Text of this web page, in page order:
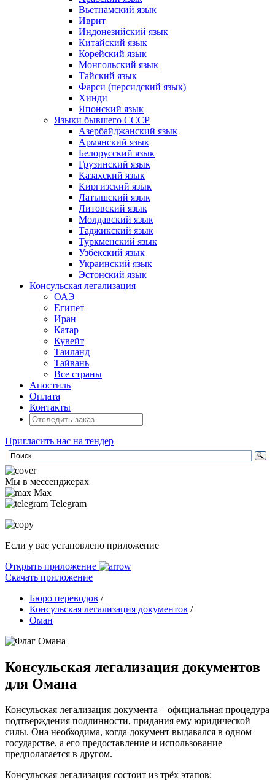
Вьетнамский язык
Иврит
Индонезийский язык
Китайский язык
Корейский язык
Монгольский язык
Тайский язык
Фарси (персидский язык)
Хинди
Японский язык
Языки бывшего СССР
Азербайджанский язык
Армянский язык
Белорусский язык
Грузинский язык
Казахский язык
Киргизский язык
Латышский язык
Литовский язык
Молдавский язык
Таджикский язык
Туркменский язык
Узбекский язык
Украинский язык
Эстонский язык
Консульская легализация
ОАЭ
Египет
Иран
Катар
Кувейт
Таиланд
Тайвань
Все страны
Апостиль
Оплата
Контакты
Пригласить нас на тендер
Мы в мессенджерах
Max
Telegram
Если у вас установлено приложение
Открыть приложение
Скачать приложение
Бюро переводов /
Консульская легализация документов /
Оман
Консульская легализация документов
для Омана
Консульская легализация документа – официальная процедура
подтверждения подлинности, придания ему юридической
силы. Она необходима, когда документ выдавался в одном
государстве, а его предоставление и использование
предполагается в другом.
Консульская легализация состоит из трёх этапов: